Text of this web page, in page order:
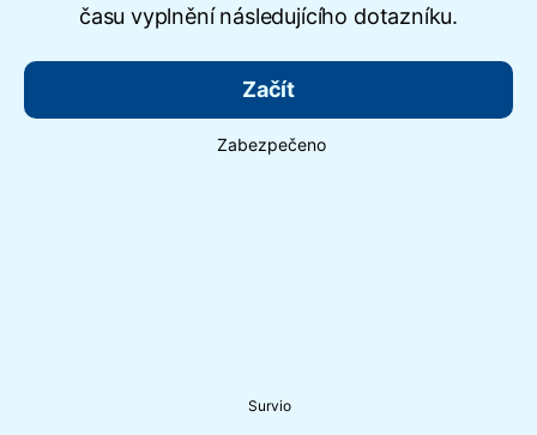
času vyplnění následujícího dotazníku.
Začít
Zabezpečeno
Survio